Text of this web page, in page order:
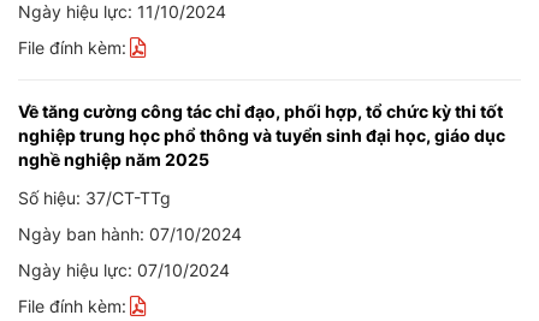
Ngày hiệu lực: 11/10/2024
File đính kèm:
Về tăng cường công tác chỉ đạo, phối hợp, tổ chức kỳ thi tốt
nghiệp trung học phổ thông và tuyển sinh đại học, giáo dục
nghề nghiệp năm 2025
Số hiệu: 37/CT-TTg
Ngày ban hành: 07/10/2024
Ngày hiệu lực: 07/10/2024
File đính kèm: